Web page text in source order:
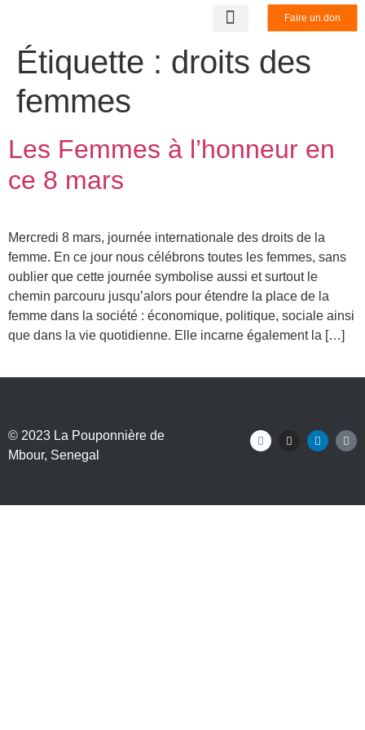
Faire un don
Étiquette : droits des
femmes
Les Femmes à l’honneur en
ce 8 mars
Mercredi 8 mars, journée internationale des droits de la
femme. En ce jour nous célébrons toutes les femmes, sans
oublier que cette journée symbolise aussi et surtout le
chemin parcouru jusqu’alors pour étendre la place de la
femme dans la société : économique, politique, sociale ainsi
que dans la vie quotidienne. Elle incarne également la […]
© 2023 La Pouponnière de
Mbour, Senegal